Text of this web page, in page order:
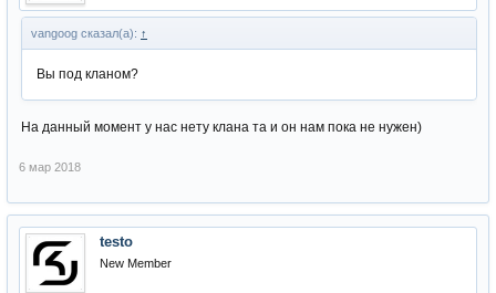
vangoog сказал(а): ↑
Вы под кланом?
На данный момент у нас нету клана та и он нам пока не нужен)
6 мар 2018
testo
New Member